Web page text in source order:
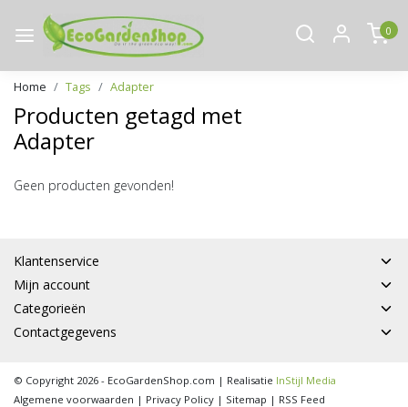
0
Home Tags Adapter
Producten getagd met
Adapter
Geen producten gevonden!
Klantenservice
Mijn account
Categorieën
Contactgegevens
© Copyright 2026 - EcoGardenShop.com | Realisatie InStijl Media
Algemene voorwaarden | Privacy Policy | Sitemap | RSS Feed